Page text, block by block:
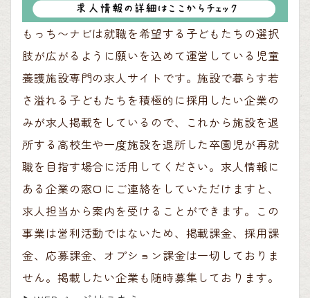
もっち〜ナビは就職を希望する子どもたちの選択
肢が広がるように願いを込めて運営している児童
養護施設専門の求人サイトです。施設で暮らす若
さ溢れる子どもたちを積極的に採用したい企業の
みが求人掲載をしているので、これから施設を退
所する高校生や一度施設を退所した卒園児が再就
職を目指す場合に活用してください。求人情報に
ある企業の窓口にご連絡をしていただけますと、
求人担当から案内を受けることができます。この
事業は営利活動ではないため、掲載課金、採用課
金、応募課金、オプション課金は一切しておりま
せん。掲載したい企業も随時募集しております。